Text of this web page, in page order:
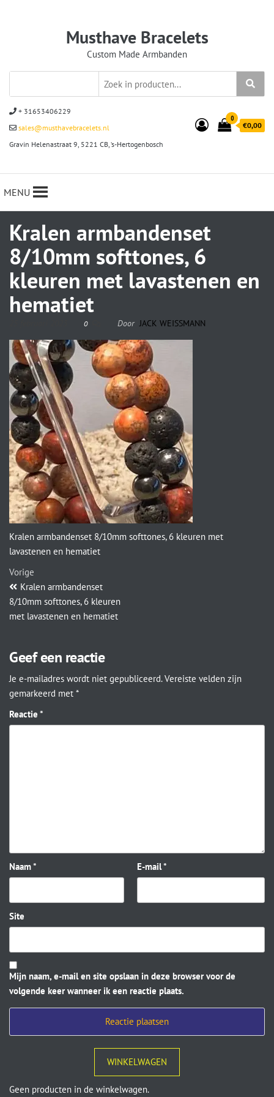
Musthave Bracelets
Custom Made Armbanden
+ 31653406229
sales@musthavebracelets.nl
Gravin Helenastraat 9, 5221 CB, ‘s-Hertogenbosch
0
€0,00
MENU
Kralen armbandenset
8/10mm softtones, 6
kleuren met lavastenen en
hematiet
0 Door JACK WEISSMANN
Kralen armbandenset 8/10mm softtones, 6 kleuren met
lavastenen en hematiet
Vorige
Kralen armbandenset
8/10mm softtones, 6 kleuren
met lavastenen en hematiet
Geef een reactie
Je e-mailadres wordt niet gepubliceerd. Vereiste velden zijn
gemarkeerd met *
Reactie *
Naam* E-mail*
Site
Mijn naam, e-mail en site opslaan in deze browser voor de
volgende keer wanneer ik een reactie plaats.
WINKELWAGEN
Geen producten in de winkelwagen.